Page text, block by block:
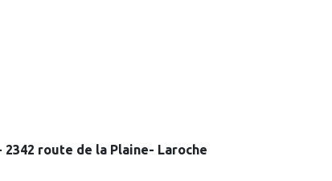
route de la Plaine- Laroche